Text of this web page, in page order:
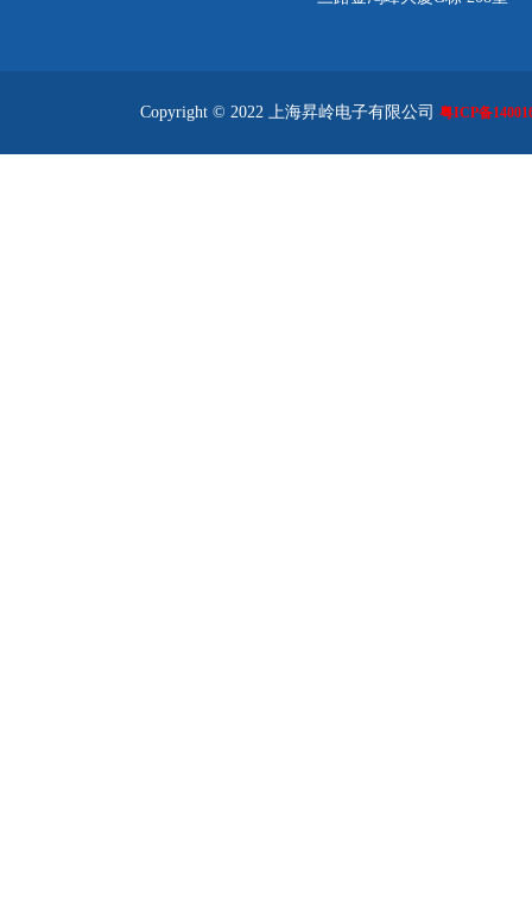
Copyright © 2022 上海昇岭电子有限公司 粤ICP备